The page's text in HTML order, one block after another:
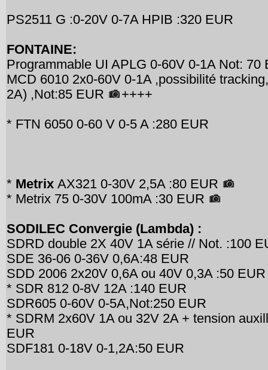
PS2511 G :0-20V 0-7A HPIB :320 EUR
FONTAINE:
Programmable UI APLG 0-60V 0-1A Not: 70
MCD 6010 2x0-60V 0-1A ,possibilité
2A) ,Not:85 EUR
++++
* FTN 6050 0-60 V 0-5 A :280 EUR
* Metrix AX321 0-30V 2,5A :80 EUR
* Metrix 75 0-30V 100mA :30 EUR
SODILEC Convergie (Lambda) :
SDRD double 2X 40V 1A série // Not. :100
SDE 36-06 0-36V 0,6A:48 EUR
SDD 2006 2x20V 0,6A ou 40V 0,3A :50 EUR
* SDR 812 0-8V 12A :140 EUR
SDR605 0-60V 0-5A,Not:250 EUR
* SDRM 2x60V 1A ou 32V 2A + tension
EUR
SDF181 0-18V 0-1,2A:50 EUR